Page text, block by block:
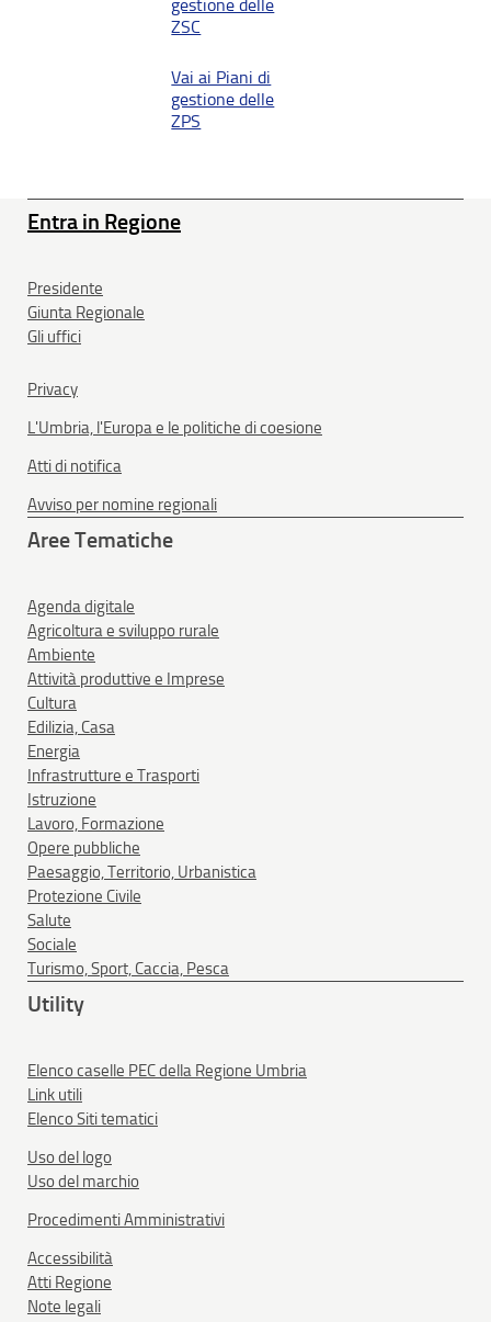
gestione delle
ZSC
Vai ai Piani di
gestione delle
ZPS
Entra in Regione
Presidente
Giunta Regionale
Gli uffici
Privacy
L'Umbria, l'Europa e le politiche di coesione
Atti di notifica
Avviso per nomine regionali
Aree Tematiche
Agenda digitale
Agricoltura e sviluppo rurale
Ambiente
Attività produttive e Imprese
Cultura
Edilizia, Casa
Energia
Infrastrutture e Trasporti
Istruzione
Lavoro, Formazione
Opere pubbliche
Paesaggio, Territorio, Urbanistica
Protezione Civile
Salute
Sociale
Turismo, Sport, Caccia, Pesca
Utility
Elenco caselle PEC della Regione Umbria
Link utili
Elenco Siti tematici
Uso del logo
Uso del marchio
Procedimenti Amministrativi
Accessibilità
Atti Regione
Note legali